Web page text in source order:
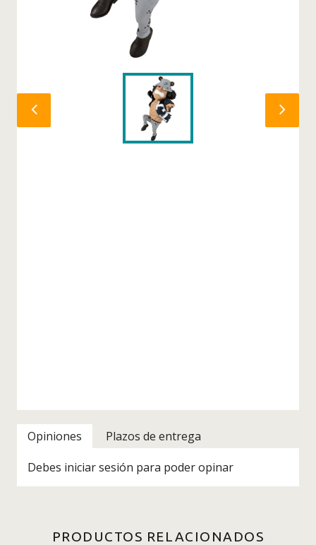
Opiniones
Plazos de entrega
Debes iniciar sesión para poder opinar
PRODUCTOS RELACIONADOS